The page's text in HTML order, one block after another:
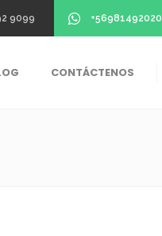
9099 +56981492020
CONTÁCTENOS